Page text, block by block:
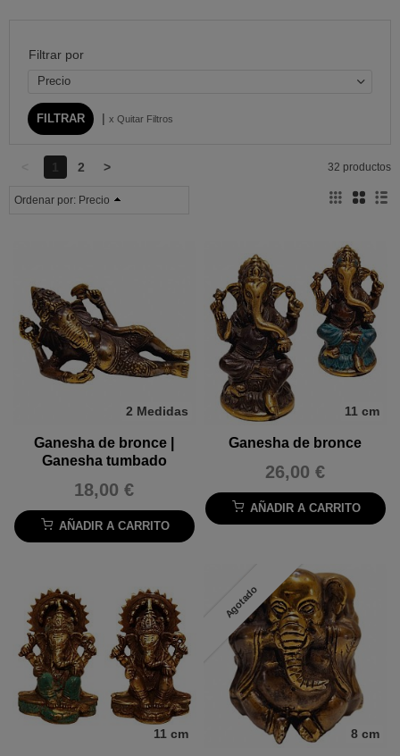
Filtrar por
Precio
| x Quitar Filtros
2 > 32 productos
Ordenar por: Precio
2 Medidas
Ganesha de bronce |
Ganesha tumbado
18,00 €
AÑADIR A CARRITO
11 cm
Ganesha de bronce
26,00 €
AÑADIR A CARRITO
11 cm
Agotado
8 cm